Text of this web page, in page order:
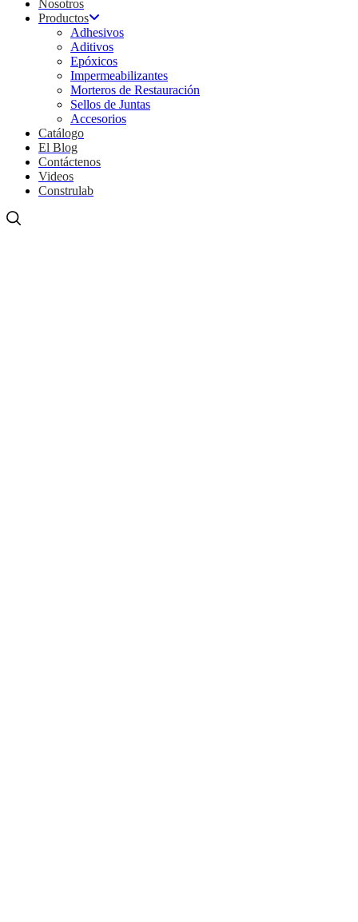
Nosotros
Productos
Adhesivos
Aditivos
Epóxicos
Impermeabilizantes
Morteros de Restauración
Sellos de Juntas
Accesorios
Catálogo
El Blog
Contáctenos
Videos
Construlab